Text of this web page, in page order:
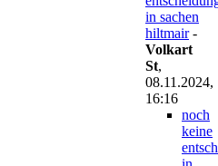
in sachen
hiltmair-
Volkart
St,
08.11.2024,
16:16
noch
keine